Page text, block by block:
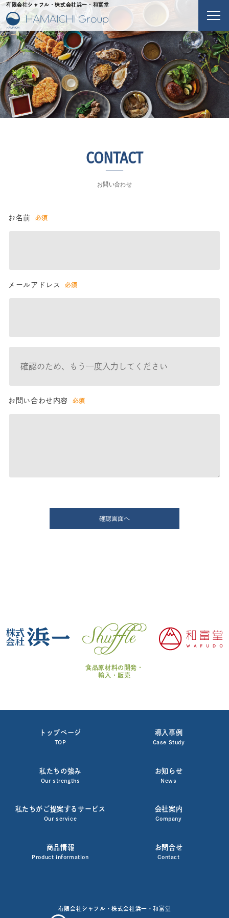
有限会社シャフル・株式会社浜一・和富堂
メニ
CONTACT
お問い合わせ
お名前 必須
メールアドレス 必須
お問い合わせ内容 必須
食品原材料の開発・
輸入・販売
トップページ
TOP
私たちの強み
Our strengths
私たちがご提案するサービス
Our service
商品情報
Product information
導入事例
Case Study
お知らせ
News
会社案内
Company
お問合せ
Contact
有限会社シャフル・株式会社浜一・和富堂